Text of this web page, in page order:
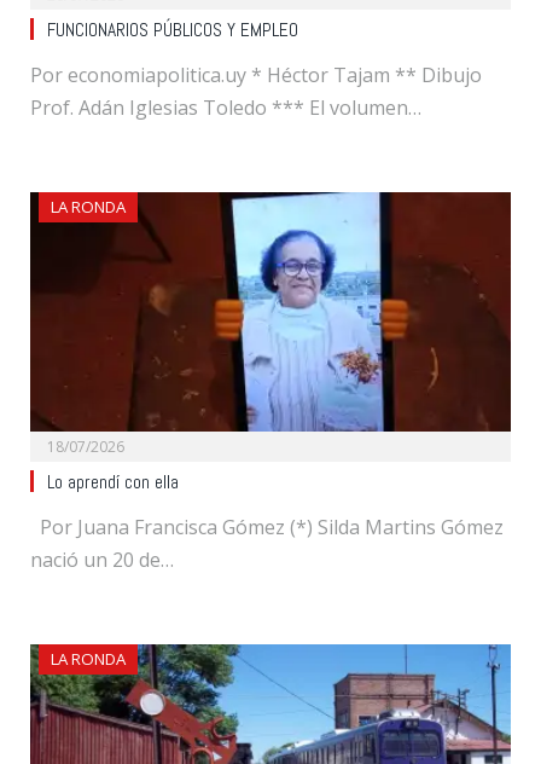
FUNCIONARIOS PÚBLICOS Y EMPLEO
Por economiapolitica.uy * Héctor Tajam ** Dibujo
Prof. Adán Iglesias Toledo *** El volumen…
LA RONDA
18/07/2026
Lo aprendí con ella
Por Juana Francisca Gómez (*) Silda Martins Gómez
nació un 20 de…
LA RONDA